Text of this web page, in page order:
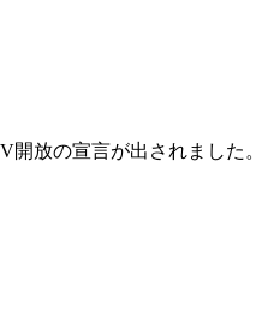
V開放の宣言が出されました。